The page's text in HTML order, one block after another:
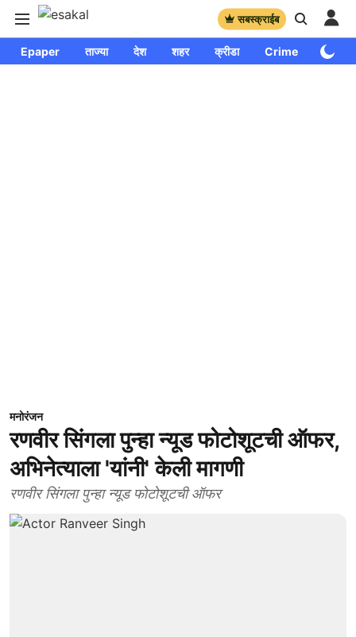
सबस्क्राईब
Epaper ताज्या देश शहर क्रीडा Crime
मनोरंजन
रणवीर सिंगला पुन्हा न्यूड फोटोशूटची ऑफर,
अभिनेत्याला 'यांनी' केली मागणी
रणवीर सिंगला पुन्हा न्यूड फोटोशूटची ऑफर